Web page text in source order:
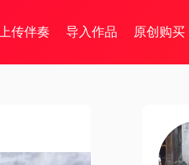
上传伴奏 导入作品 原创购买